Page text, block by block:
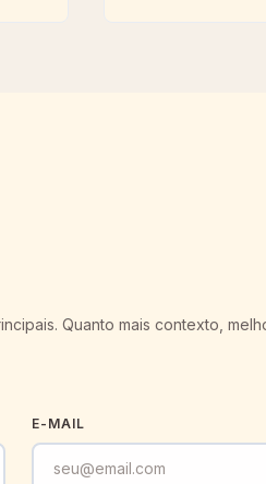
Quanto mais contexto,
E-MAIL